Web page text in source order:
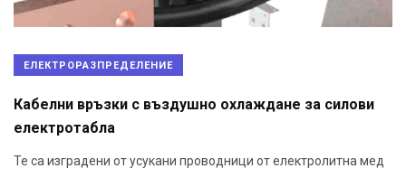
ЕЛЕКТРОРАЗПРЕДЕЛЕНИЕ
Кабелни връзки с въздушно охлаждане за силови
електротабла
Те са изградени от усукани проводници от електролитна мед